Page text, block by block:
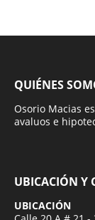
QUIÉNES
Osorio Macias
avaluos e
UBICACIÓN Y
UBICACIÓN